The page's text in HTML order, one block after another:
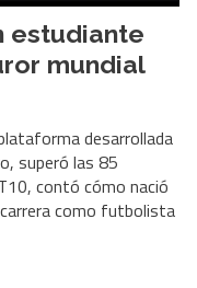
estudiante
mundial
desarrollada
superó las 85
contó cómo nació
como futbolista